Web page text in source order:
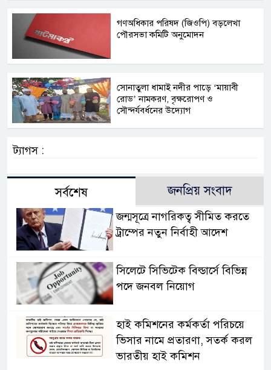
গণঅধিকার পরিষদ (জিওপি) বড়লেখা
পৌরসভা কমিটি অনুমোদন
সোনাতুলা ধামাই নদীর পাড়ে ‘মায়াবী
রোড’ নামকরণ, বৃক্ষরোপণ ও
সৌন্দর্যবর্ধনের উদ্যোগ
ট্যাগস :
সর্বশেষ জনপ্রিয় সংবাদ
জন্মসূত্রে নাগরিকত্ব সীমিত করতে
ট্রাম্পের নতুন নির্বাহী আদেশ
সিলেটে সিভিটেক বিল্ডার্সে বিভিন্ন
পদে জনবল নিয়োগ
হাই কমিশনের কর্মকর্তা পরিচয়ে
ভিসার নামে প্রতারণা, সতর্ক করল
ভারতীয় হাই কমিশন